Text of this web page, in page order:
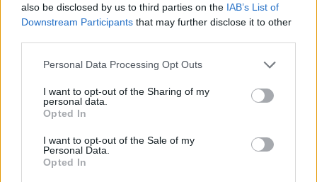
also be disclosed by us to third parties on the IAB’s List of
Downstream Participants that may further disclose it to other
Please note that this website/app uses one or more Google
not limited to your visit or usage behaviour. You may click to
grant or deny consent to Google and its third-party tags to
use your data for below specified purposes in below Google
consent section.
Personal Data Processing Opt Outs
I want to opt-out of the Sharing of my
personal data.
Opted In
I want to opt-out of the Sale of my
Personal Data.
Opted In
Αν τα χάσατε
Δολοφονία Βρετανίδας